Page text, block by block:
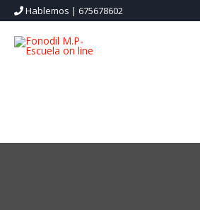
Hablemos | 675678602